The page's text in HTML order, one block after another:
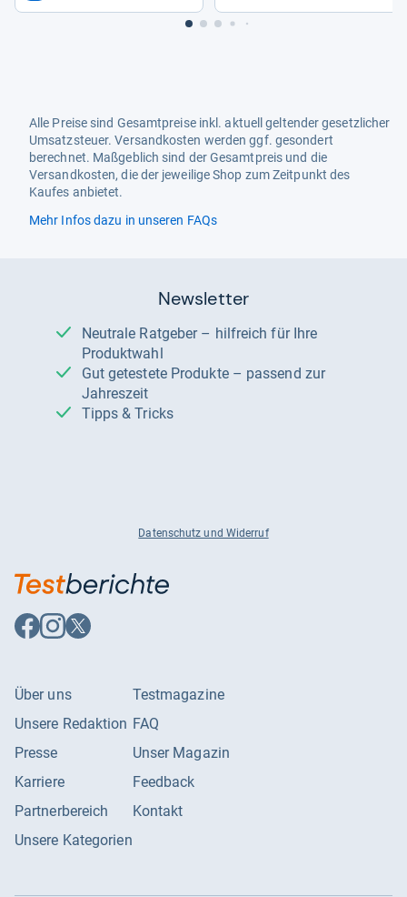
Alle Preise sind Gesamtpreise inkl. aktuell geltender gesetzlicher
Umsatzsteuer. Versandkosten werden ggf. gesondert
berechnet. Maßgeblich sind der Gesamtpreis und die
Versandkosten, die der jeweilige Shop zum Zeitpunkt des
Kaufes anbietet.
Mehr Infos dazu in unseren FAQs
Newsletter
Neutrale Ratgeber – hilfreich für Ihre
Produktwahl
Gut getestete Produkte – passend zur
Jahreszeit
Tipps & Tricks
Datenschutz und Widerruf
Auf
Facebook
Auf
Instagram
Auf
X
Über uns
Unsere Redaktion
Presse
Karriere
Partnerbereich
Unsere Kategorien
Testmagazine
FAQ
Unser Magazin
Feedback
Kontakt